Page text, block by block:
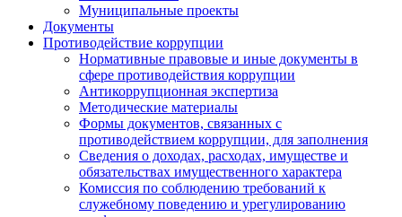
Муниципальные проекты
Документы
Противодействие коррупции
Нормативные правовые и иные документы в
сфере противодействия коррупции
Антикоррупционная экспертиза
Методические материалы
Формы документов, связанных с
противодействием коррупции, для заполнения
Сведения о доходах, расходах, имуществе и
обязательствах имущественного характера
Комиссия по соблюдению требований к
служебному поведению и урегулированию